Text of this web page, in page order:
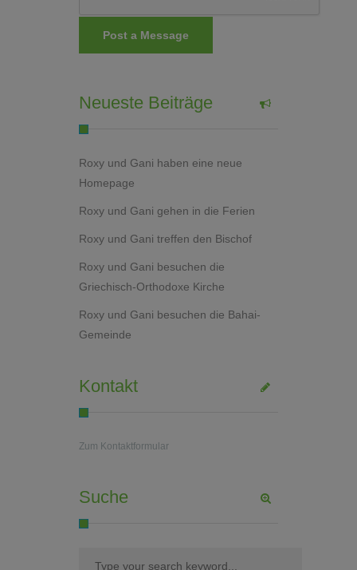
Neueste Beiträge
Roxy und Gani haben eine neue
Homepage
Roxy und Gani gehen in die Ferien
Roxy und Gani treffen den Bischof
Roxy und Gani besuchen die
Griechisch-Orthodoxe Kirche
Roxy und Gani besuchen die Bahai-
Gemeinde
Kontakt
Zum Kontaktformular
Suche